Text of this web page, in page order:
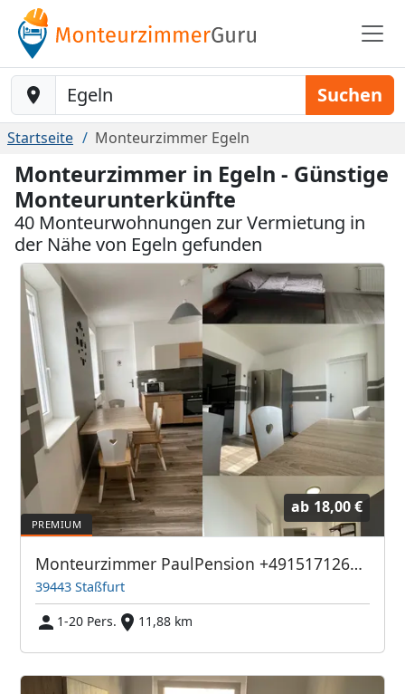
Baustelle-Location Suchen
Startseite Monteurzimmer Egeln
Monteurzimmer in Egeln - Günstige
Monteurunterkünfte
40 Monteurwohnungen zur Vermietung in
der Nähe von Egeln gefunden
ab 18,00 €
Monteurzimmer PaulPension +4915171266107
39443 Staßfurt
1-20 Pers.
11,88 km